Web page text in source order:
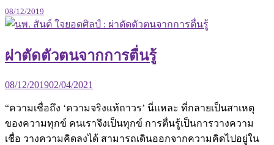
08/12/2019
ผ่าตัดตัวตนจากการตื่นรู้
08/12/201902/04/2021
“ความเชื่อถึง ‘ความจริงแท้ถาวร’ นี่แหละ ที่กลายเป็นสาเหตุ
ของความทุกข์ คนเราจึงเป็นทุกข์ การตื่นรู้เป็นการวางความ
เชื่อ วางความคิดลงได้ สามารถเดินออกจากความคิดไปอยู่ใน